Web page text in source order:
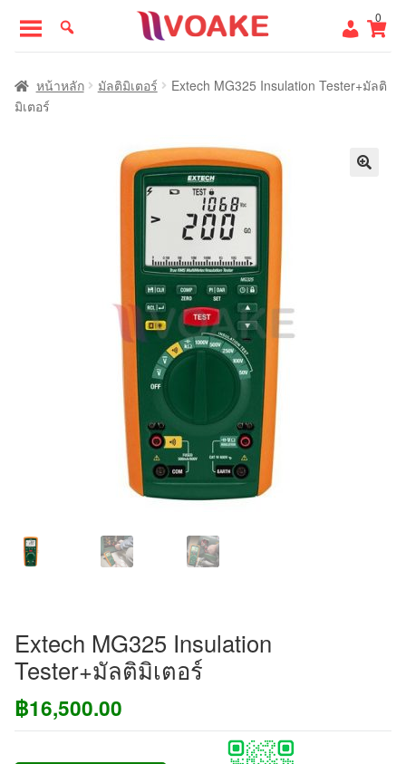
to
navigation
to
content
0
หน้าแรก
หน้าหลัก มัลติมิเตอร์
Extech MG325 Insulation Tester+มัลติ
มิเตอร์
Extech MG325 Insulation
Tester+มัลติมิเตอร์
฿16,500.00